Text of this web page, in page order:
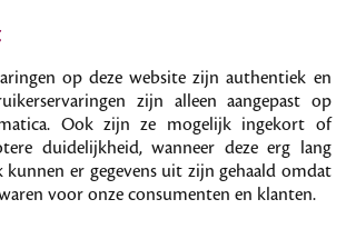
op deze website zijn authentiek en
zijn alleen aangepast op
Ook zijn ze mogelijk ingekort of
duidelijkheid, wanneer deze erg lang
kunnen er gegevens uit zijn gehaald omdat
voor onze consumenten en klanten.